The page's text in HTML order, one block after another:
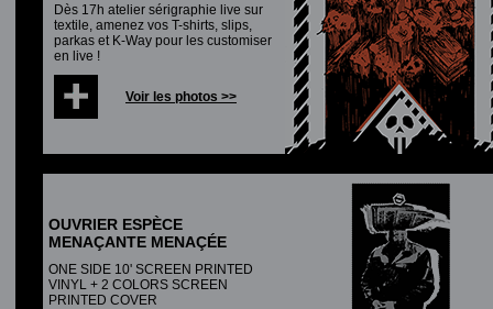
Dès 17h atelier sérigraphie live sur
textile, amenez vos T-shirts, slips,
parkas et K-Way pour les customiser
en live !
Voir les photos >>
OUVRIER ESPÈCE
MENAÇANTE MENAÇÉE
ONE SIDE 10' SCREEN PRINTED
VINYL + 2 COLORS SCREEN
PRINTED COVER